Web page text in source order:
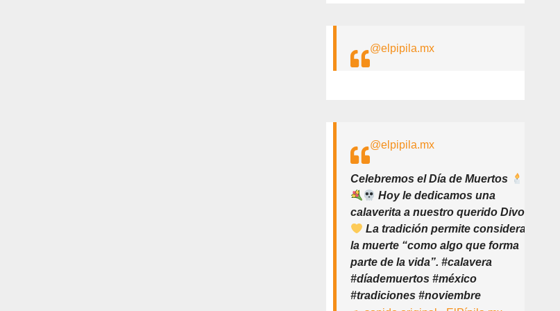
@elpipila.mx
@elpipila.mx
Celebremos el Día de Muertos
Hoy le dedicamos una
calaverita a nuestro querido Divo
La tradición permite considerar
la muerte “como algo que forma
parte de la vida”. #calavera
#díademuertos #méxico
#tradiciones #noviembre